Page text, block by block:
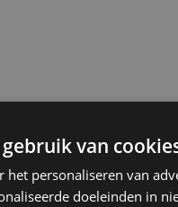
van
personaliseren van
doeleinden in